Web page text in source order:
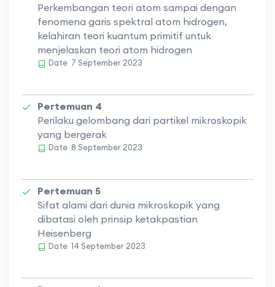
Perkembangan teori atom sampai dengan
fenomena garis spektral atom hidrogen,
kelahiran teori kuantum primitif untuk
menjelaskan teori atom hidrogen
Date 7 September 2023
Pertemuan 4
Perilaku gelombang dari partikel mikroskopik
yang bergerak
Date 8 September 2023
Pertemuan 5
Sifat alami dari dunia mikroskopik yang
dibatasi oleh prinsip ketakpastian
Heisenberg
Date 14 September 2023